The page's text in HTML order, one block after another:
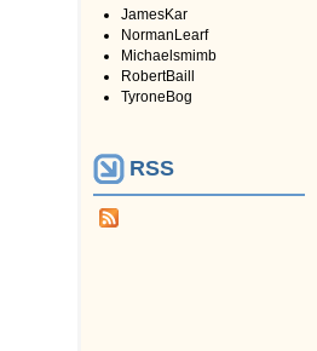
JamesKar
NormanLearf
Michaelsmimb
RobertBaill
TyroneBog
RSS